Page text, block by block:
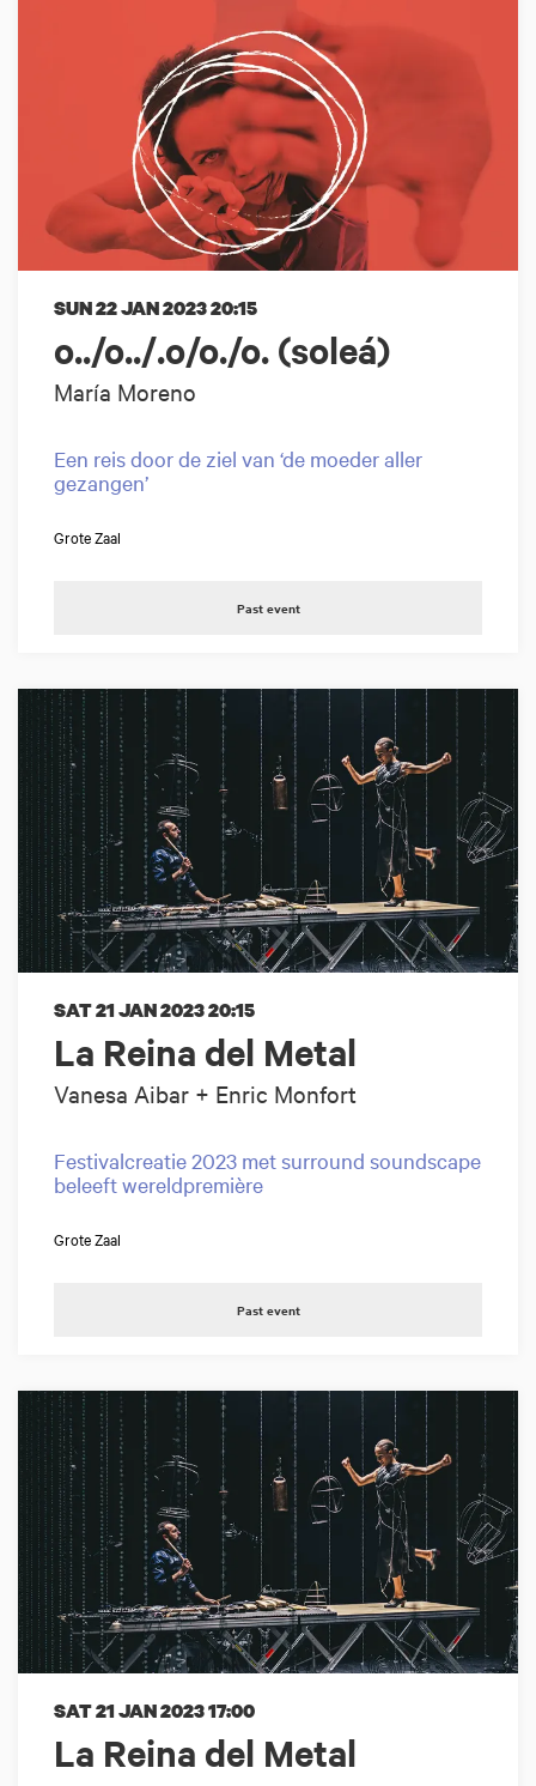
o../o../.o/o./o. (soleá)
María Moreno
SUN 22 JAN 202320:15
Een reis door de ziel van ‘de moeder aller
gezangen’
Grote Zaal
Past event
La Reina del Metal
Vanesa Aibar + Enric Monfort
SAT 21 JAN 202320:15
Festivalcreatie 2023 met surround soundscape
beleeft wereldpremière
Grote Zaal
Past event
La Reina del Metal
SAT 21 JAN 202317:00